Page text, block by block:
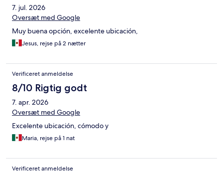
7. jul. 2026
Oversæt med Google
Muy buena opción, excelente ubicación,
Jesus, rejse på 2 nætter
Verificeret anmeldelse
8/10 Rigtig godt
7. apr. 2026
Oversæt med Google
Excelente ubicación, cómodo y
Maria, rejse på 1 nat
Verificeret anmeldelse